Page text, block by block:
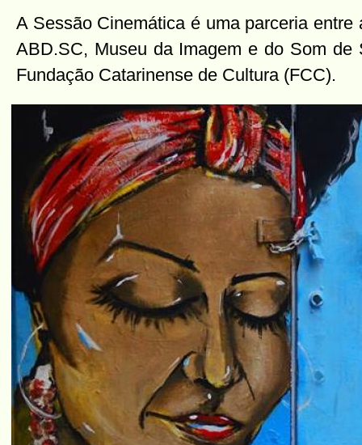
A Sessão Cinemática é uma parceria entre
ABD.SC, Museu da Imagem e do Som de
Fundação Catarinense de Cultura (FCC).